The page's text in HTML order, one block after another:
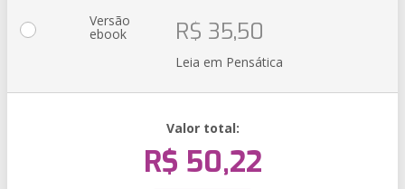
Versão
ebook R$ 35,50
Leia em Pensática
Valor total:
R$ 50,22